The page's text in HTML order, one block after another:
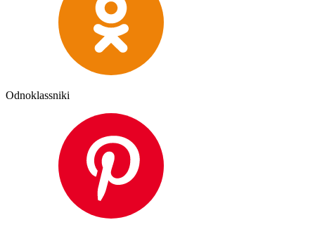
Odnoklassniki